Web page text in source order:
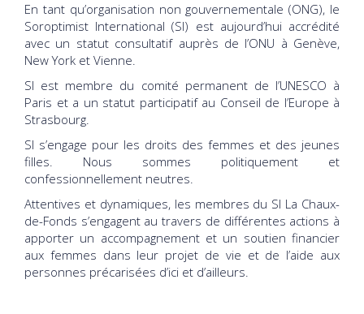
En tant qu’organisation non gouvernementale (ONG), le
Soroptimist International (SI) est aujourd’hui accrédité
avec un statut consultatif auprès de l’ONU à Genève,
New York et Vienne.
SI est membre du comité permanent de l’UNESCO à
Paris et a un statut participatif au Conseil de l’Europe à
Strasbourg.
SI s’engage pour les droits des femmes et des jeunes
filles. Nous sommes politiquement et
confessionnellement neutres.
Attentives et dynamiques, les membres du SI La Chaux-
de-Fonds s’engagent au travers de différentes actions à
apporter un accompagnement et un soutien financier
aux femmes dans leur projet de vie et de l’aide aux
personnes précarisées d’ici et d’ailleurs.